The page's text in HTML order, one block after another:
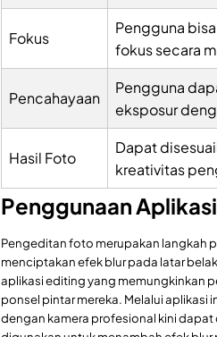
Fokus
Pengguna
fokus secara
Pencahayaan
Pengguna
eksposur
Hasil Foto
Dapat
kreativitas
Penggunaan
Pengeditan foto merupakan langkah
menciptakan efek blur pada latar
aplikasi editing yang memungkinkan
ponsel pintar mereka. Melalui aplikasi
dengan kamera profesional kini